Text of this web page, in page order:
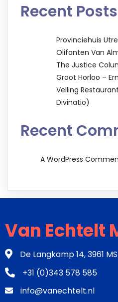
Recent Posts
Provinciehuis
Olifanten Van
The Justice
Groot Horloo –
Veiling
Divinatio)
Recent
A WordPress
Van Echtelt
De Langkamp 14, 3961
+31 (0)343 578 585
info@vanechtelt.nl